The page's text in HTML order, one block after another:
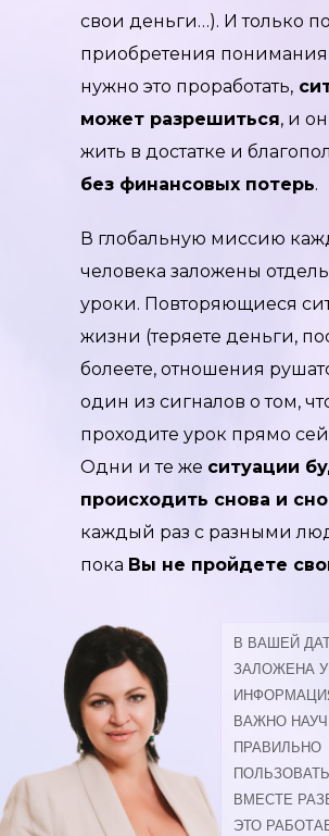
В ВАШЕЙ
ЗАЛОЖЕНА
ВАЖНО
ПРАВИЛЬНО
ВМЕСТЕ
ЭТО
свои деньги…). И только
приобретения
нужно это проработать,
может разрешиться, и
жить в достатке и
без финансовых потерь.
В глобальную миссию
человека заложены
уроки. Повторяющиеся
жизни (теряете деньги,
болеете, отношения
один из сигналов о том,
проходите урок прямо
Одни и те же ситуации
происходить снова и
каждый раз с разными
пока Вы не пройдете